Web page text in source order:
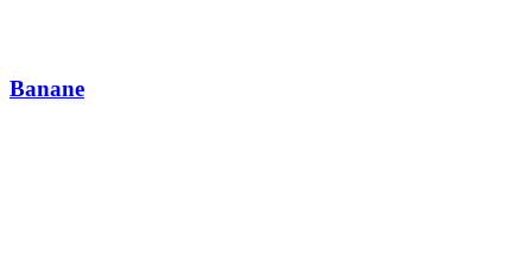
Banane